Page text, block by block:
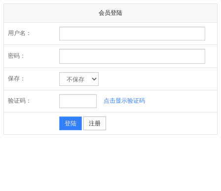
会员登陆
用户名：
密码：
保存：
验证码： 点击显示验证码